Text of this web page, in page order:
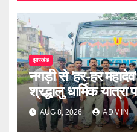
झारखंड
नगड़ी से 'हर-हर
श्रद्धालु धार्मिक
AUG 8, 2026 ADMIN